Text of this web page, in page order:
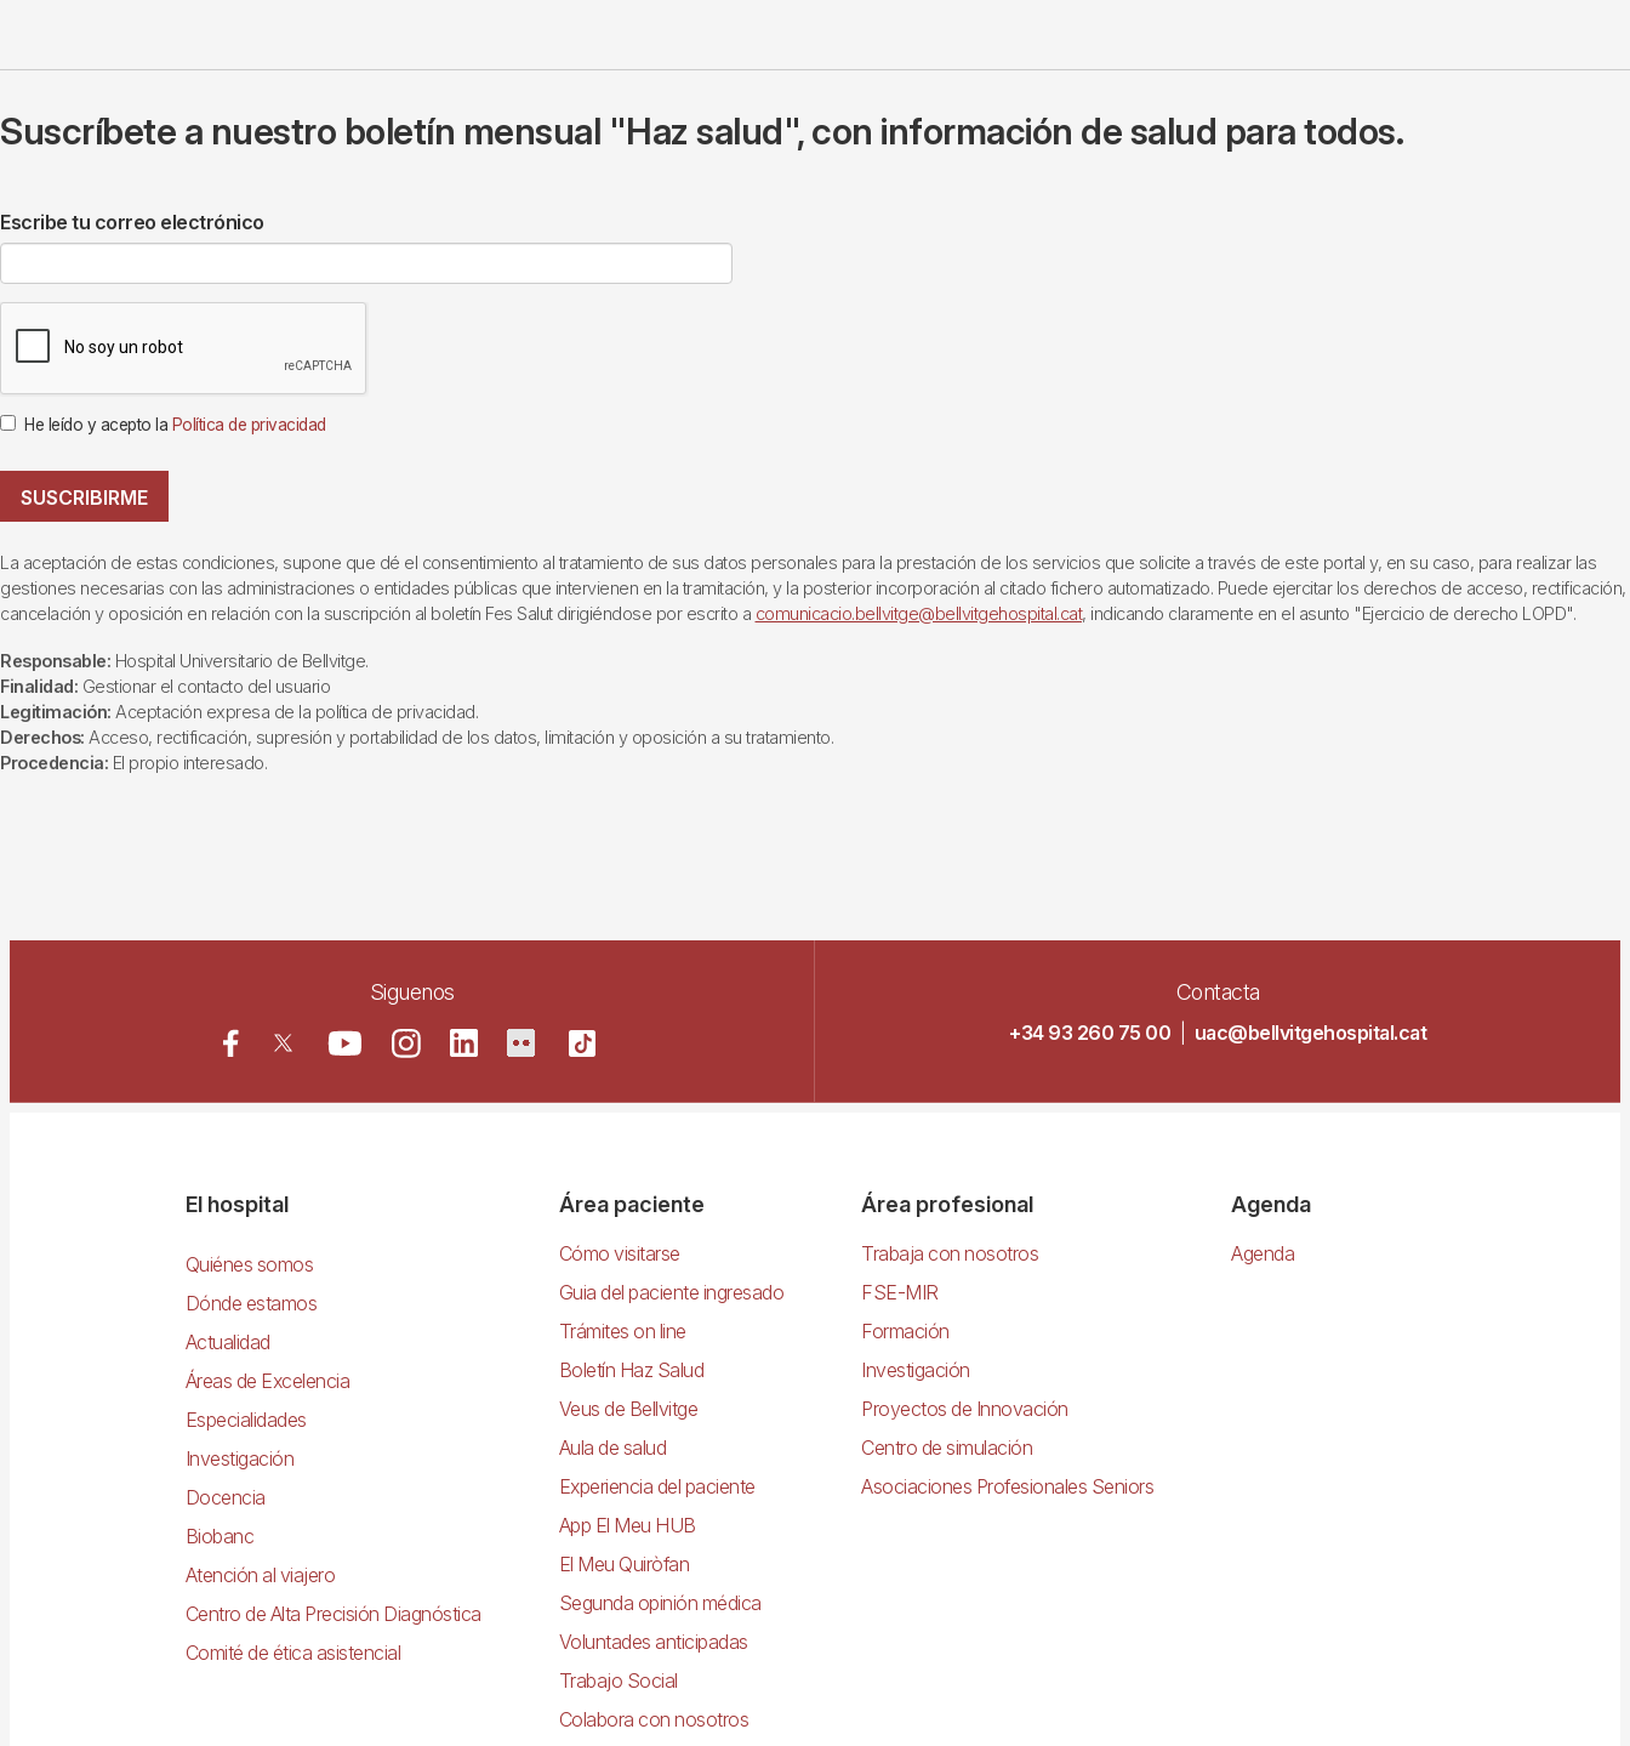
Suscríbete a nuestro boletín mensual "Haz salud", con información de salud para todos.
Escribe tu correo electrónico
He leído y acepto la Política de privacidad
SUSCRIBIRME
La aceptación de estas condiciones, supone que dé el consentimiento al tratamiento de sus datos personales para la prestación de los servicios que solicite a través de este portal y, en su caso, para realizar las
gestiones necesarias con las administraciones o entidades públicas que intervienen en la tramitación, y la posterior incorporación al citado fichero automatizado. Puede ejercitar los derechos de acceso, rectificación,
cancelación y oposición en relación con la suscripción al boletín Fes Salut dirigiéndose por escrito a comunicacio.bellvitge@bellvitgehospital.cat, indicando claramente en el asunto "Ejercicio de derecho LOPD".
Responsable: Hospital Universitario de Bellvitge.
Finalidad: Gestionar el contacto del usuario
Legitimación: Aceptación expresa de la política de privacidad.
Derechos: Acceso, rectificación, supresión y portabilidad de los datos, limitación y oposición a su tratamiento.
Procedencia: El propio interesado.
Siguenos Contacta
+34 93 260 75 00 uac@bellvitgehospital.cat
NavegacióEl hospital
Quiénes somos
Dónde estamos
Actualidad
Áreas de Excelencia
Especialidades
Investigación
Docencia
Biobanc
Atención al viajero
Centro de Alta Precisión Diagnóstica
Comité de ética asistencial
Área paciente
Cómo visitarse
Guia del paciente ingresado
Trámites on line
Boletín Haz Salud
Veus de Bellvitge
Aula de salud
Experiencia del paciente
App El Meu HUB
El Meu Quiròfan
Segunda opinión médica
Voluntades anticipadas
Trabajo Social
Colabora con nosotros
Área profesional
Trabaja con nosotros
FSE-MIR
Formación
Investigación
Proyectos de Innovación
Centro de simulación
Asociaciones Profesionales Seniors
Agenda
Agenda